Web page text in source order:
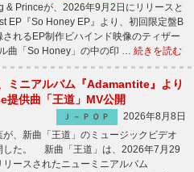
& Princeが、2026年9月2日にリリースと
EP『So Honey EP』より、初回限定盤B
されるEP制作ビハインド映像のティザー
曲「So Honey」の中の印 … 続きを読む
ミニアルバム『Adamantite』より
提供曲「王道」MV公開
Ｊ－ＰＯＰ
2026年8月8日
、新曲「王道」のミュージックビデオ
した。 新曲「王道」は、2026年7月29
リースされたニューミニアルバム